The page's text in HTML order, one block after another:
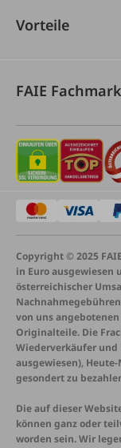
Vorteile
FAIE
Copyright © 2025
in Euro ausgewiesen
österreichischer
von uns
Originalteile. Die
Wiederverkäufer
ausgewiesen),
gesondert zu
Die auf dieser
können ganz oder
worden sein. Wir